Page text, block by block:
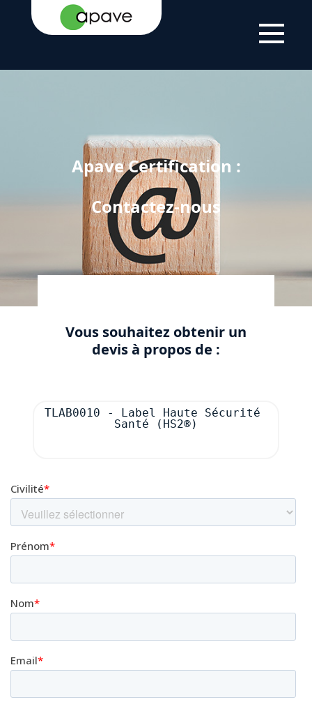
ACCUEIL APAVE CERTIFICATION : CONTACTEZ-NOUS
Apave Certification :
Contactez-nous
Vous souhaitez obtenir un
devis à propos de :